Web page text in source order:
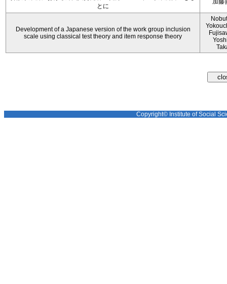
とに
加藤
Development of a Japanese version of the work group inclusion
scale using classical test theory and item response theory
Copyright© Institute of Social